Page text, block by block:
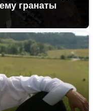
гранаты